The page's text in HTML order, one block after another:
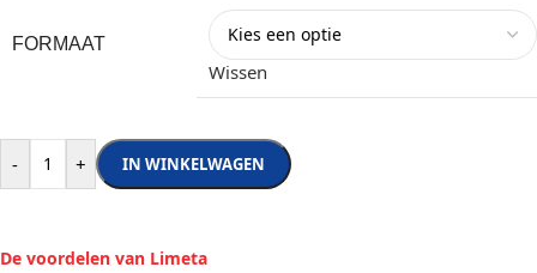
FORMAAT
Wissen
- + IN WINKELWAGEN
De voordelen van Limeta